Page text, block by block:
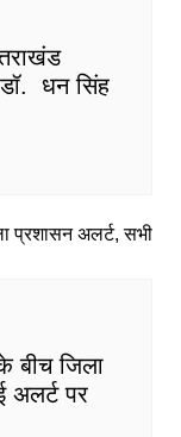
डॉ. धन सिंह
बीच जिला
अलर्ट पर